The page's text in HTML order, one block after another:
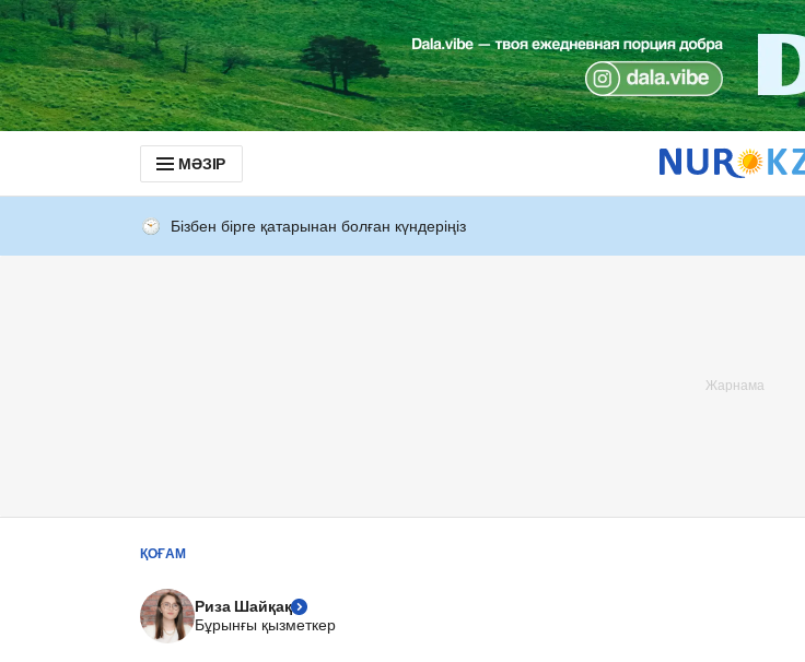
МӘЗІР
Бізбен бірге қатарынан болған күндеріңіз
ҚОҒАМ
Риза Шайқақ
Бұрынғы қызметкер